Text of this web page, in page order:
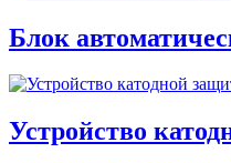
Блок
Устройство